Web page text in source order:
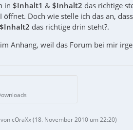
in $Inhalt1 & $Inhalt2 das richtige
öffnet. Doch wie stelle ich das an,
$Inhalt2 das richtige drin steht?.
Anhang, weil das Forum bei mir
cOraXx (18. November 2010 um 22:20)